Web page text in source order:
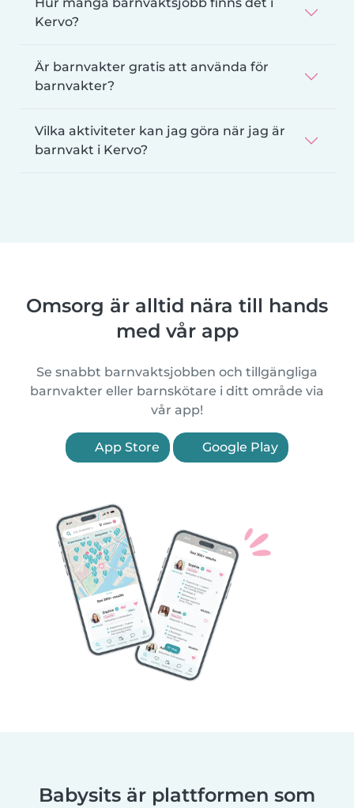
Kervo?
Är barnvakter gratis att använda för
barnvakter?
Vilka aktiviteter kan jag göra när jag är
barnvakt i Kervo?
Omsorg är alltid nära till hands
med vår app
Se snabbt barnvaktsjobben och tillgängliga
barnvakter eller barnskötare i ditt område via
vår app!
App Store Google Play
Babysits är plattformen som